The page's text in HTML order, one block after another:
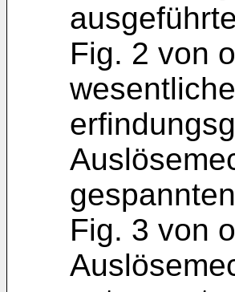
Fig. 2 von
Fig. 3 von